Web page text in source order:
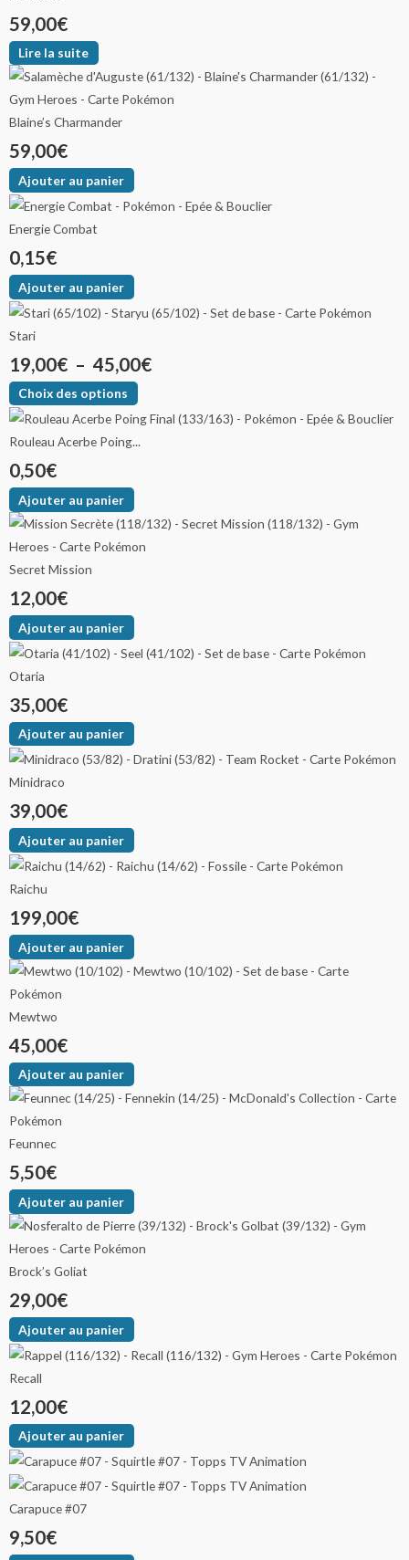
59,00€
Lire la suite
Blaine’s Charmander
59,00€
Ajouter au panier
Energie Combat
0,15€
Ajouter au panier
Stari
19,00€ – 45,00€
Choix des options
Rouleau Acerbe Poing...
0,50€
Ajouter au panier
Secret Mission
12,00€
Ajouter au panier
Otaria
35,00€
Ajouter au panier
Minidraco
39,00€
Ajouter au panier
Raichu
199,00€
Ajouter au panier
Mewtwo
45,00€
Ajouter au panier
Feunnec
5,50€
Ajouter au panier
Brock’s Goliat
29,00€
Ajouter au panier
Recall
12,00€
Ajouter au panier
Carapuce #07
9,50€